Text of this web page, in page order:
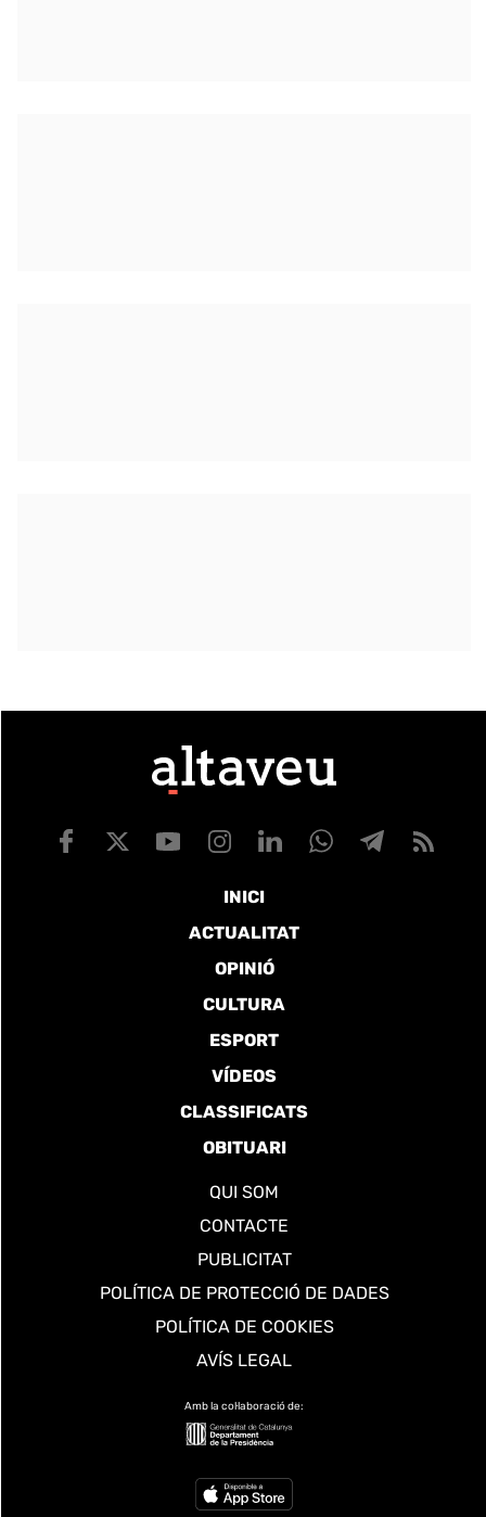
INICI
ACTUALITAT
OPINIÓ
CULTURA
ESPORT
VÍDEOS
CLASSIFICATS
OBITUARI
QUI SOM
CONTACTE
PUBLICITAT
POLÍTICA DE PROTECCIÓ DE DADES
POLÍTICA DE COOKIES
AVÍS LEGAL
Amb la col·laboració de: